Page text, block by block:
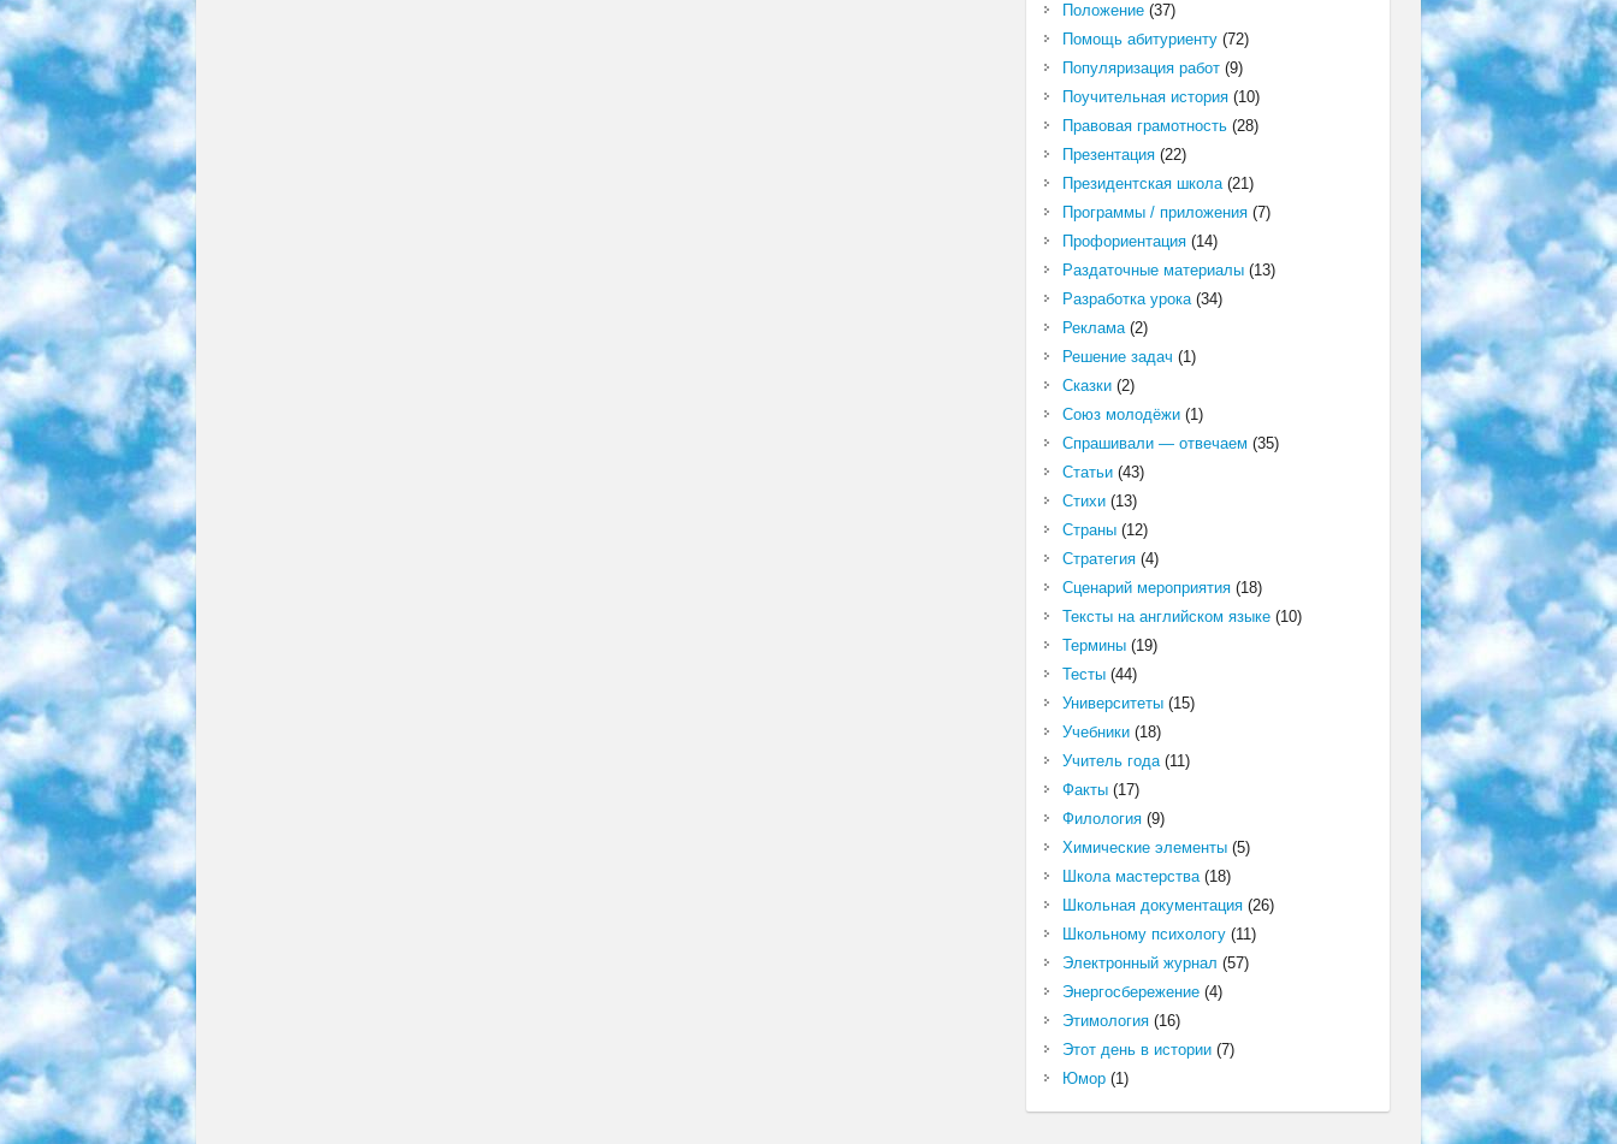
Положение(37)
Помощь абитуриенту(72)
Популяризация работ(9)
Поучительная история(10)
Правовая грамотность(28)
Презентация(22)
Президентская школа(21)
Программы / приложения(7)
Профориентация(14)
Раздаточные материалы(13)
Разработка урока(34)
Реклама(2)
Решение задач (1)
Сказки(2)
Союз молодёжи(1)
Спрашивали — отвечаем (35)
Статьи(43)
Стихи(13)
Страны(12)
Стратегия(4)
Сценарий мероприятия(18)
Тексты на английском языке(10)
Термины(19)
Тесты(44)
Университеты(15)
Учебники(18)
Учитель года(11)
Факты(17)
Филология(9)
Химические элементы(5)
Школа мастерства(18)
Школьная документация(26)
Школьному психологу(11)
Электронный журнал (57)
Энергосбережение(4)
Этимология(16)
Этот день в истории(7)
Юмор(1)